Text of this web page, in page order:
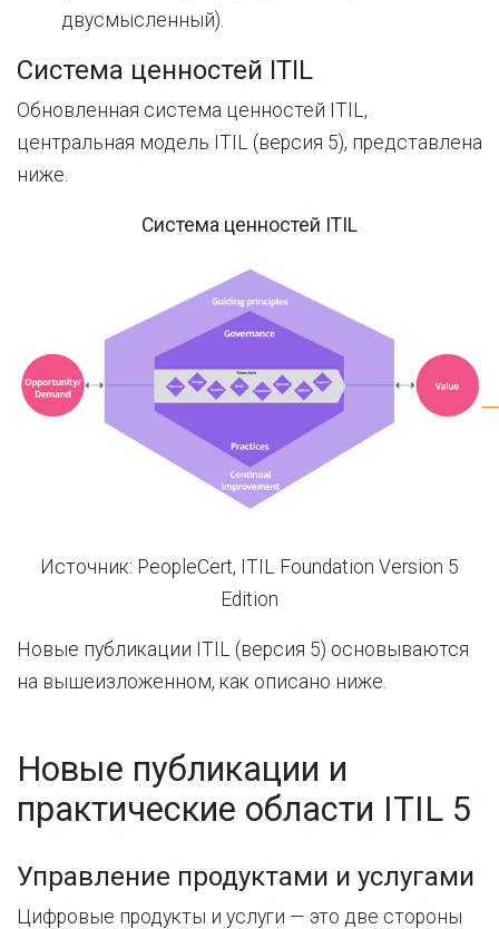
двусмысленный)
Система ценностей ITIL
Обновленная система ценностей ITIL,
центральная модель ITIL (версия 5), представлена
​​ниже.
Система ценностей ITIL
Источник: PeopleCert, ITIL Foundation Version 5
Edition
Новые публикации ITIL (версия 5) основываются
на вышеизложенном, как описано ниже.
Новые публикации и
практические области ITIL 5
Управление продуктами и услугами
Цифровые продукты и услуги — это две стороны